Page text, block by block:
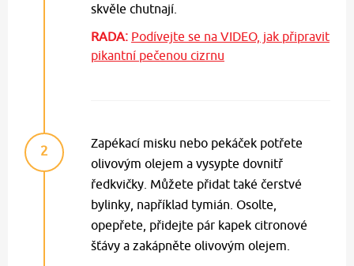
skvěle chutnají.
RADA: Podívejte se na VIDEO, jak připravit
pikantní pečenou cizrnu
2
Zapékací misku nebo pekáček potřete
olivovým olejem a vysypte dovnitř
ředkvičky. Můžete přidat také čerstvé
bylinky, například tymián. Osolte,
opepřete, přidejte pár kapek citronové
šťávy a zakápněte olivovým olejem.